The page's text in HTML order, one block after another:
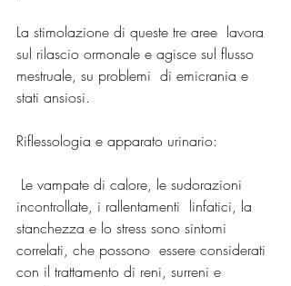
La stimolazione di queste tre aree  lavora
sul rilascio ormonale e agisce sul flusso
mestruale, su problemi  di emicrania e
stati ansiosi.
Riflessologia e apparato urinario:
incontrollate, i rallentamenti  linfatici, la
stanchezza e lo stress sono sintomi
correlati, che possono  essere considerati
con il trattamento di reni, surreni e